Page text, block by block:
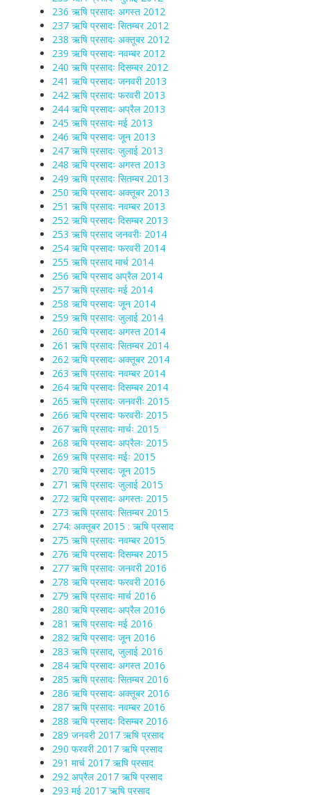
236 ऋषि प्रसादः अगस्त 2012
237 ऋषि प्रसादः सितम्बर 2012
238 ऋषि प्रसादः अक्तूबर 2012
239 ऋषि प्रसादः नवम्बर 2012
240 ऋषि प्रसादः दिसम्बर 2012
241 ऋषि प्रसादः जनवरी 2013
242 ऋषि प्रसादः फरवरी 2013
244 ऋषि प्रसादः अप्रैल 2013
245 ऋषि प्रसादः मई 2013
246 ऋषि प्रसादः जून 2013
247 ऋषि प्रसादः जुलाई 2013
248 ऋषि प्रसादः अगस्त 2013
249 ऋषि प्रसादः सितम्बर 2013
250 ऋषि प्रसादः अक्तूबर 2013
251 ऋषि प्रसादः नवम्बर 2013
252 ऋषि प्रसादः दिसम्बर 2013
253 ऋषि प्रसाद जनवरीः 2014
254 ऋषि प्रसादः फरवरी 2014
255 ऋषि प्रसाद मार्च 2014
256 ऋषि प्रसाद अप्रैल 2014
257 ऋषि प्रसादः मई 2014
258 ऋषि प्रसादः जून 2014
259 ऋषि प्रसादः जुलाई 2014
260 ऋषि प्रसादः अगस्त 2014
261 ऋषि प्रसादः सितम्बर 2014
262 ऋषि प्रसादः अक्तूबर 2014
263 ऋषि प्रसादः नवम्बर 2014
264 ऋषि प्रसादः दिसम्बर 2014
265 ऋषि प्रसादः जनवरीः 2015
266 ऋषि प्रसादः फरवरीः 2015
267 ऋषि प्रसादः मार्चः 2015
268 ऋषि प्रसादः अप्रैलः 2015
269 ऋषि प्रसादः मईः 2015
270 ऋषि प्रसादः जून 2015
271 ऋषि प्रसादः जुलाई 2015
272 ऋषि प्रसादः अगस्तः 2015
273 ऋषि प्रसादः सितम्बर 2015
274: अक्तूबर 2015 : ऋषि प्रसाद
275 ऋषि प्रसादः नवम्बर 2015
276 ऋषि प्रसादः दिसम्बर 2015
277 ऋषि प्रसादः जनवरी 2016
278 ऋषि प्रसादः फरवरी 2016
279 ऋषि प्रसादः मार्च 2016
280 ऋषि प्रसादः अप्रैल 2016
281 ऋषि प्रसादः मई 2016
282 ऋषि प्रसादः जून 2016
283 ऋषि प्रसाद, जुलाई 2016
284 ऋषि प्रसादः अगस्त 2016
285 ऋषि प्रसादः सितम्बर 2016
286 ऋषि प्रसादः अक्तूबर 2016
287 ऋषि प्रसादः नवम्बर 2016
288 ऋषि प्रसादः दिसम्बर 2016
289 जनवरी 2017 ऋषि प्रसाद
290 फरवरी 2017 ऋषि प्रसाद
291 मार्च 2017 ऋषि प्रसाद
292 अप्रैल 2017 ऋषि प्रसाद
293 मई 2017 ऋषि प्रसाद